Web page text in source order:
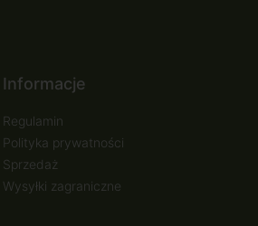
Informacje
Regulamin
Polityka prywatności
Sprzedaż
Wysyłki zagraniczne